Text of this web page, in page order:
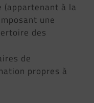
à la
une
des
de
propres à